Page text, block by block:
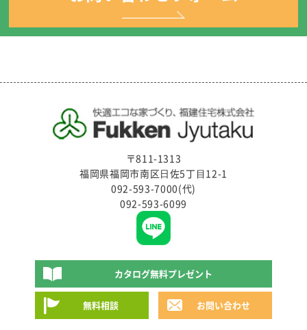
〒811-1313
福岡県福岡市南区⽇佐5丁⽬12-1
092-593-7000(代)
092-593-6099
カタログ無料プレゼント
無料相談 お問い合わせ